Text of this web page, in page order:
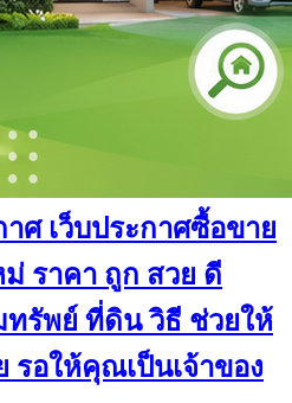
ศ เว็บประกาศซื้อขาย
ราคา ถูก สวย ดี
ทรัพย์ ที่ดิน วิธี ช่วยให้
รอให้คุณเป็นเจ้าของ